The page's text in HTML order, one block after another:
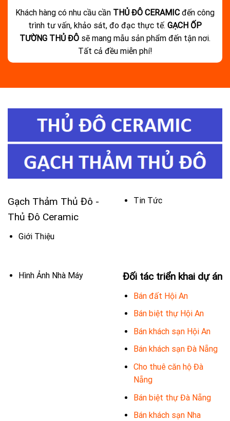
Khách hàng có nhu cầu cần THỦ ĐÔ CERAMIC đến công
trình tư vấn, khảo sát, đo đạc thực tế. GẠCH ỐP
TƯỜNG THỦ ĐÔ sẽ mang mẫu sản phẩm đến tận nơi.
Tất cả đều miễn phí!
Gạch Thảm Thủ Đô -
Thủ Đô Ceramic
Giới Thiệu
Tin Tức
Hình Ảnh Nhà Máy Đối tác triển khai dự án
Bán đất Hội An
Bán biệt thự Hội An
Bán khách sạn Hội An
Bán khách sạn Đà Nẵng
Cho thuê căn hộ Đà
Nẵng
Bán biệt thự Đà Nẵng
Bán khách sạn Nha